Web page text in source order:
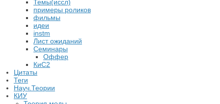
Темы(иссл)
примеры роликов
фильмы
идеи
instm
Лист ожиданий
Семинары
Оффер
КиС2
Цитаты
Теги
Науч.Теории
КИУ